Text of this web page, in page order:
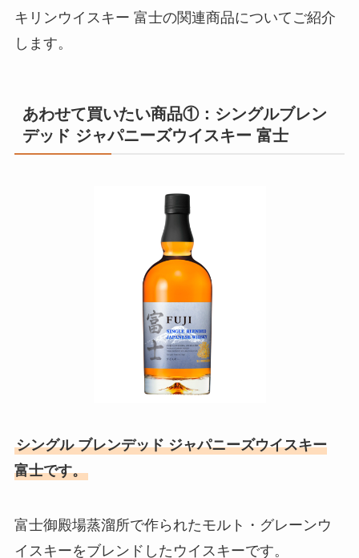
キリンウイスキー 富士の関連商品についてご紹介
します。
あわせて買いたい商品①：シングルブレン
デッド ジャパニーズウイスキー 富士
シングル ブレンデッド ジャパニーズウイスキー
富士です。
富士御殿場蒸溜所で作られたモルト・グレーンウ
イスキーをブレンドしたウイスキーです。